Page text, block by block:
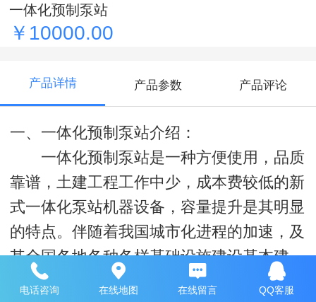
一体化预制泵站
￥10000.00
产品详情 产品参数 产品评论
一、一体化预制泵站介绍：
一体化预制泵站是一种方便使用，品质
靠谱，土建工程工作中少，成本费较低的新
式一体化泵站机器设备，容量提升是其明显
的特点。伴随着我国城市化进程的加速，及
其全国各地各种各样基础设施建设基本建
设，愈来愈多的行业里的污水不可以自动流
电话咨询 在线地图 在线留言 QQ客服